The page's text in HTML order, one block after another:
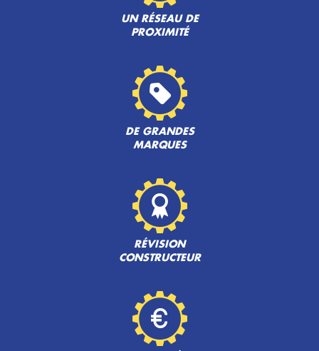
UN RÉSEAU DE
PROXIMITÉ
DE GRANDES
MARQUES
RÉVISION
CONSTRUCTEUR